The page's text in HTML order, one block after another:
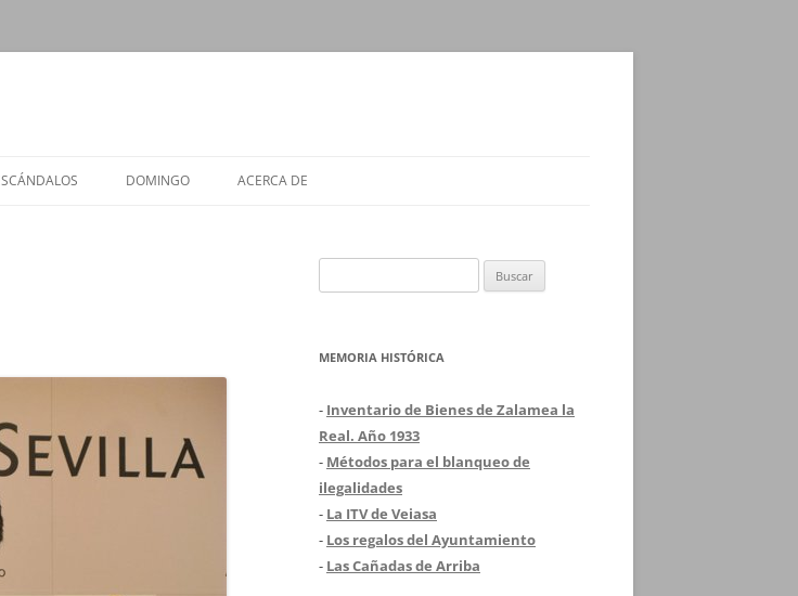
DOMINGO ACERCA DE
MEMORIA HISTÓRICA
- Inventario de Bienes de Zalamea la
Real. Año 1933
- Métodos para el blanqueo de
ilegalidades
- La ITV de Veiasa
- Los regalos del Ayuntamiento
- Las Cañadas de Arriba